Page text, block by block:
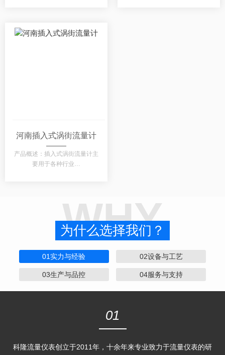
河南插入式涡街流量计
产品概述：插入式涡街流量计主
要用于各种行业…
WHY
为什么选择我们？
01实力与经验 02设备与工艺
03生产与品控 04服务与支持
01
科隆流量仪表创立于2011年，十余年来专业致力于流量仪表的研